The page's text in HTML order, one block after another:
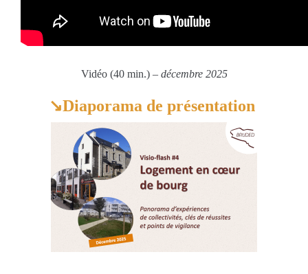
Vidéo (40 min.) – décembre 2025
↘️Diaporama de présentation